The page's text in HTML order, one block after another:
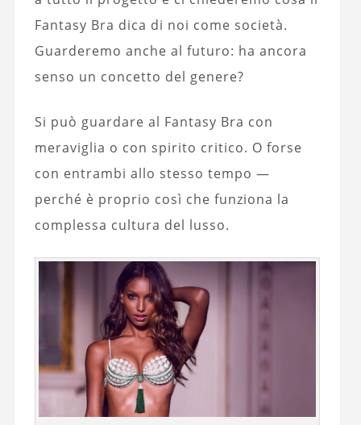
Fantasy Bra dica di noi come società.
Guarderemo anche al futuro: ha ancora
senso un concetto del genere?
Si può guardare al Fantasy Bra con
meraviglia o con spirito critico. O forse
con entrambi allo stesso tempo —
perché è proprio così che funziona la
complessa cultura del lusso.